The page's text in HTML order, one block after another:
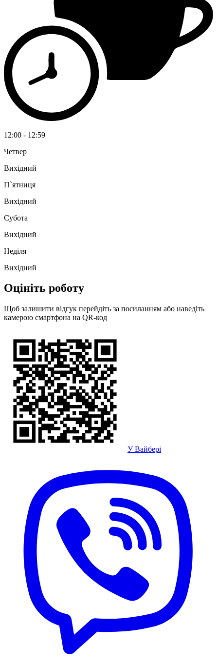
12:00 - 12:59
Четвер
Вихідний
П`ятниця
Вихідний
Субота
Вихідний
Неділя
Вихідний
Оцініть роботу
Щоб залишити відгук перейдіть за посиланням або наведіть
камерою смартфона на QR-код
У Вайбері